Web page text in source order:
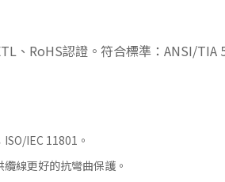
、RoHS認證。符合標準：ANSI/TIA
IEC 11801。
線更好的抗彎曲保護。